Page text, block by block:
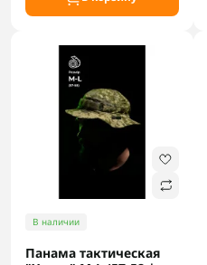
В наличии
Панама тактическая